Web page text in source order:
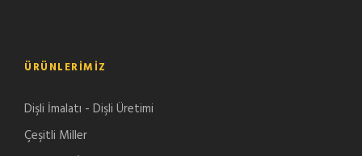
ÜRÜNLERIMIZ
Dişli İmalatı - Dişli Üretimi
Çeşitli Miller